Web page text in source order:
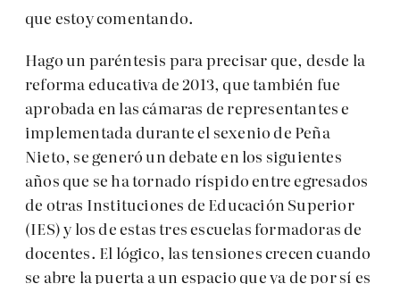
que estoy comentando.
Hago un paréntesis para precisar que, desde la
reforma educativa de 2013, que también fue
aprobada en las cámaras de representantes e
implementada durante el sexenio de Peña
Nieto, se generó un debate en los siguientes
años que se ha tornado ríspido entre egresados
de otras Instituciones de Educación Superior
(IES) y los de estas tres escuelas formadoras de
docentes. El lógico, las tensiones crecen cuando
se abre la puerta a un espacio que ya de por sí es